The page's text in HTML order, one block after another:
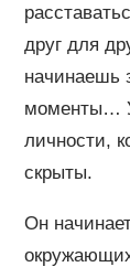
друг для
начинаешь
моменты…
личности,
скрыты.
Он